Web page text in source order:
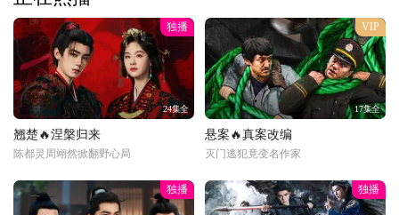
独播
24集全
翘楚🔥涅槃归来
陈都灵周翊然掀翻野心局
VIP
17集全
悬案🔥真案改编
灭门逃犯竟变名作家
独播 独播